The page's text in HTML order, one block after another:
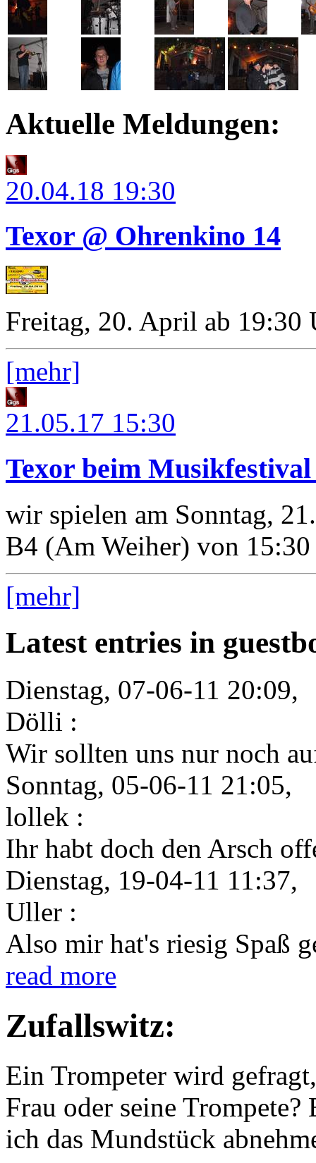
Aktuelle Meldungen:
20.04.18 19:30
Texor @ Ohrenkino 14
Freitag, 20. April ab
[mehr]
21.05.17 15:30
Texor beim
wir spielen am Sonntag,
B4 (Am Weiher) von
[mehr]
Latest entries in
Dienstag, 07-06-11 20:09,
Dölli :
Wir sollten uns nur noch
Sonntag, 05-06-11 21:05,
lollek :
Ihr habt doch den Arsch
Dienstag, 19-04-11 11:37,
Uller :
Also mir hat's riesig Spaß
read more
Zufallswitz:
Ein Trompeter wird
Frau oder seine
ich das Mundstück